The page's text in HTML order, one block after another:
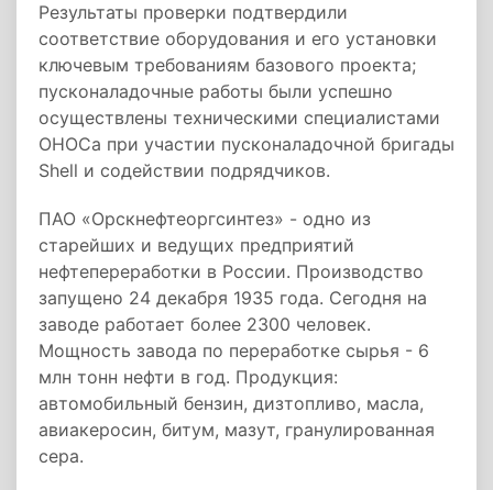
Результаты проверки подтвердили
соответствие оборудования и его установки
ключевым требованиям базового проекта;
пусконаладочные работы были успешно
осуществлены техническими специалистами
ОНОСа при участии пусконаладочной бригады
Shell и содействии подрядчиков.
ПАО «Орскнефтеоргсинтез» - одно из
старейших и ведущих предприятий
нефтепереработки в России. Производство
запущено 24 декабря 1935 года. Сегодня на
заводе работает более 2300 человек.
Мощность завода по переработке сырья - 6
млн тонн нефти в год. Продукция:
автомобильный бензин, дизтопливо, масла,
авиакеросин, битум, мазут, гранулированная
сера.